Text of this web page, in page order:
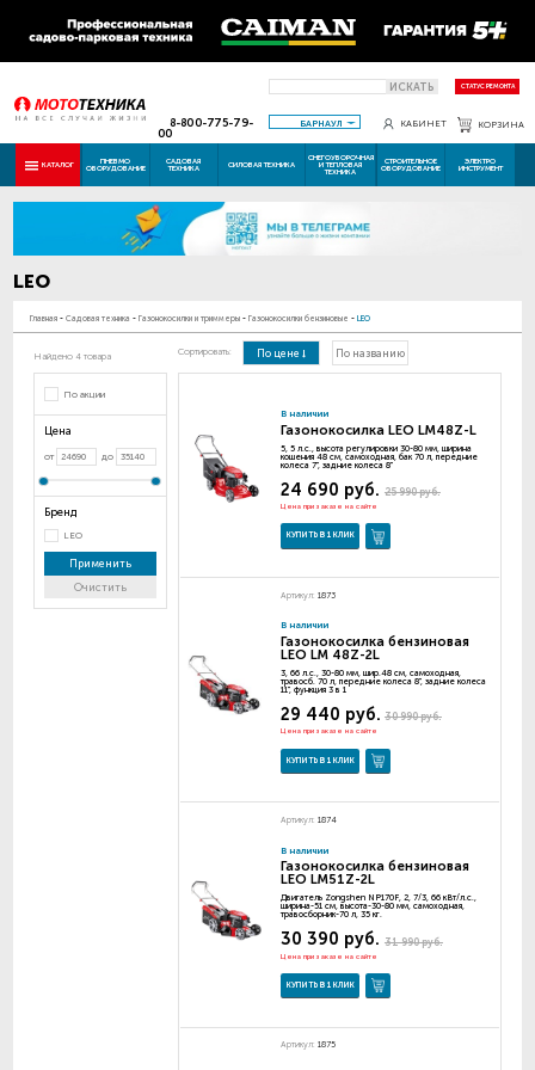
ИСКАТЬ СТАТУС РЕМОНТА
8-800-775-79-
00
БАРНАУЛ КАБИНЕТ КОРЗИНА
КАТАЛОГ ПНЕВМО
ОБОРУДОВАНИЕ
САДОВАЯ
ТЕХНИКА СИЛОВАЯ ТЕХНИКА
СНЕГОУБОРОЧНАЯ
И ТЕПЛОВАЯ
ТЕХНИКА
СТРОИТЕЛЬНОЕ
ОБОРУДОВАНИЕ
ЭЛЕКТРО
ИНСТРУМЕНТ
LEO
Главная - Садовая техника - Газонокосилки и триммеры - Газонокосилки бензиновые - LEO
Найдено 4 товара
По акции
Цена
от до
Бренд
LEO
Применить
Очистить
Сортировать: По цене По названию
В наличии
Газонокосилка LEO LM48Z-L
5, 5 л.с., высота регулировки 30-80 мм, ширина
кошения 48 см, самоходная, бак 70 л, передние
колеса 7", задние колеса 8"
25 990 руб.
24 690 руб.
Цена при заказе на сайте
КУПИТЬ В 1 КЛИК
Артикул: 1873
В наличии
Газонокосилка бензиновая
LEO LM 48Z-2L
3, 66 л.с., 30-80 мм, шир.48 см, самоходная,
травосб. 70 л, передние колеса 8", задние колеса
11", функция 3 в 1
30 990 руб.
29 440 руб.
Цена при заказе на сайте
КУПИТЬ В 1 КЛИК
Артикул: 1874
В наличии
Газонокосилка бензиновая
LEO LM51Z-2L
Двигатель Zongshen NP170F, 2, 7/3, 66 кВт/л.с.,
ширина-51 см, высота-30-80 мм, самоходная,
травосборник-70 л, 35 кг.
31 990 руб.
30 390 руб.
Цена при заказе на сайте
КУПИТЬ В 1 КЛИК
Артикул: 1875